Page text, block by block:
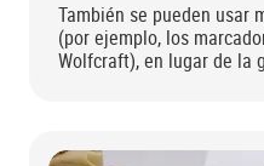
También se pueden usar
(por ejemplo, los
Wolfcraft), en lugar de la